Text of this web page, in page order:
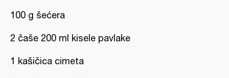
100 g šećera
2 čaše 200 ml kisele pavlake
1 kašičica cimeta